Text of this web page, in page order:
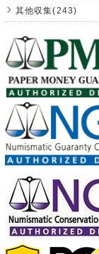
其他収集(243)